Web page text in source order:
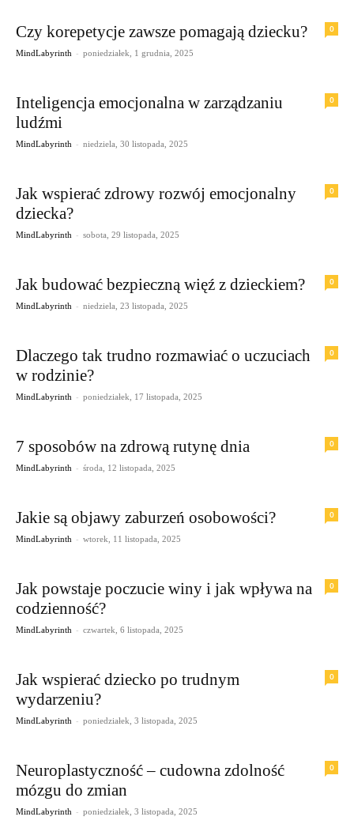
0
Czy korepetycje zawsze pomagają dziecku?
MindLabyrinth - poniedziałek, 1 grudnia, 2025
0
Inteligencja emocjonalna w zarządzaniu
ludźmi
MindLabyrinth - niedziela, 30 listopada, 2025
0
Jak wspierać zdrowy rozwój emocjonalny
dziecka?
MindLabyrinth - sobota, 29 listopada, 2025
0
Jak budować bezpieczną więź z dzieckiem?
MindLabyrinth - niedziela, 23 listopada, 2025
0
Dlaczego tak trudno rozmawiać o uczuciach
w rodzinie?
MindLabyrinth - poniedziałek, 17 listopada, 2025
0
7 sposobów na zdrową rutynę dnia
MindLabyrinth - środa, 12 listopada, 2025
0
Jakie są objawy zaburzeń osobowości?
MindLabyrinth - wtorek, 11 listopada, 2025
0
Jak powstaje poczucie winy i jak wpływa na
codzienność?
MindLabyrinth - czwartek, 6 listopada, 2025
0
Jak wspierać dziecko po trudnym
wydarzeniu?
MindLabyrinth - poniedziałek, 3 listopada, 2025
0
Neuroplastyczność – cudowna zdolność
mózgu do zmian
MindLabyrinth - poniedziałek, 3 listopada, 2025